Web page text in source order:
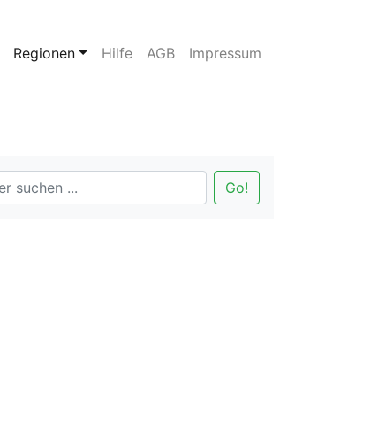
Regionen Hilfe AGB Impressum
Go!